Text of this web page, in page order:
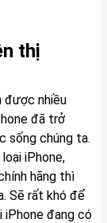
thị
được nhiều
đã trở
sống chúng ta.
iPhone,
hãng thì
Sẽ rất khó để
đang có